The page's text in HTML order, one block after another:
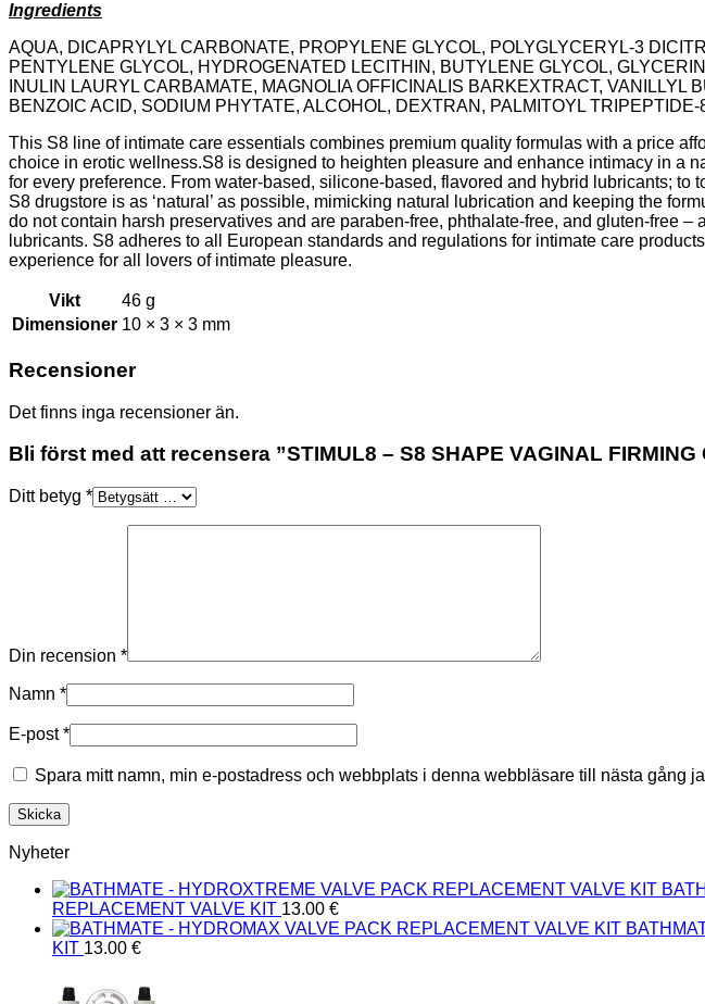
Ingredients
AQUA, DICAPRYLYL CARBONATE, PROPYLENE GLYCOL, POLYGLYCERYL-3
PENTYLENE GLYCOL, HYDROGENATED LECITHIN, BUTYLENE GLYCOL,
INULIN LAURYL CARBAMATE, MAGNOLIA OFFICINALIS BARKEXTRACT, VANILLYL
BENZOIC ACID, SODIUM PHYTATE, ALCOHOL, DEXTRAN, PALMITOYL
This S8 line of intimate care essentials combines premium quality formulas with a price
choice in erotic wellness.S8 is designed to heighten pleasure and enhance intimacy in a
for every preference. From water-based, silicone-based, flavored and hybrid lubricants;
S8 drugstore is as ‘natural’ as possible, mimicking natural lubrication and keeping the
do not contain harsh preservatives and are paraben-free, phthalate-free, and gluten-free
lubricants. S8 adheres to all European standards and regulations for intimate care
experience for all lovers of intimate pleasure.
Vikt
46 g
Dimensioner 10 × 3 × 3 mm
Recensioner
Det finns inga recensioner än.
Bli först med att recensera ”STIMUL8 – S8 SHAPE VAGINAL FIRMING
Ditt betyg *
Din recension *
Namn *
E-post*
Spara mitt namn, min e-postadress och webbplats i denna webbläsare till nästa gång
Nyheter
REPLACEMENT VALVE KIT 13.00 €
KIT 13.00 €